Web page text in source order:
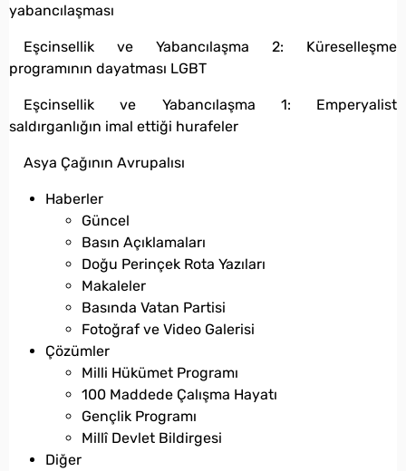
yabancılaşması
Eşcinsellik ve Yabancılaşma 2: Küreselleşme
programının dayatması LGBT
Eşcinsellik ve Yabancılaşma 1: Emperyalist
saldırganlığın imal ettiği hurafeler
Asya Çağının Avrupalısı
Haberler
Güncel
Basın Açıklamaları
Doğu Perinçek Rota Yazıları
Makaleler
Basında Vatan Partisi
Fotoğraf ve Video Galerisi
Çözümler
Milli Hükümet Programı
100 Maddede Çalışma Hayatı
Gençlik Programı
Millî Devlet Bildirgesi
Diğer